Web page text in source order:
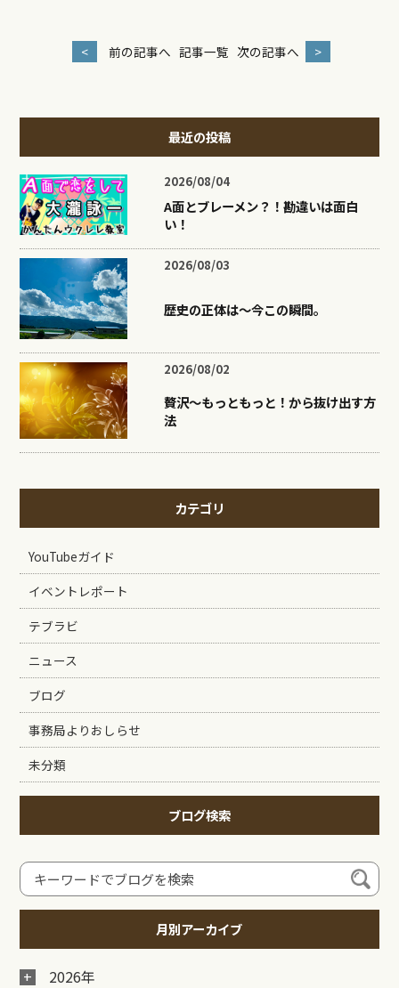
< 前の記事へ 記事一覧 次の記事へ >
最近の投稿
2026/08/04
A面とブレーメン？！勘違いは面白
い！
2026/08/03
歴史の正体は〜今この瞬間。
2026/08/02
贅沢〜もっともっと！から抜け出す方
法
カテゴリ
YouTubeガイド
イベントレポート
テブラビ
ニュース
ブログ
事務局よりおしらせ
未分類
ブログ検索
月別アーカイブ
2026年